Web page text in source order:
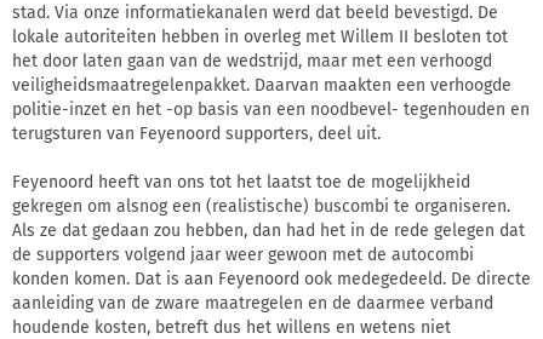
stad. Via onze informatiekanalen werd dat beeld bevestigd. De
lokale autoriteiten hebben in overleg met Willem II besloten tot
het door laten gaan van de wedstrijd, maar met een verhoogd
veiligheidsmaatregelenpakket. Daarvan maakten een verhoogde
politie-inzet en het -op basis van een noodbevel- tegenhouden en
terugsturen van Feyenoord supporters, deel uit.
Feyenoord heeft van ons tot het laatst toe de mogelijkheid
gekregen om alsnog een (realistische) buscombi te organiseren.
Als ze dat gedaan zou hebben, dan had het in de rede gelegen dat
de supporters volgend jaar weer gewoon met de autocombi
konden komen. Dat is aan Feyenoord ook medegedeeld. De directe
aanleiding van de zware maatregelen en de daarmee verband
houdende kosten, betreft dus het willens en wetens niet